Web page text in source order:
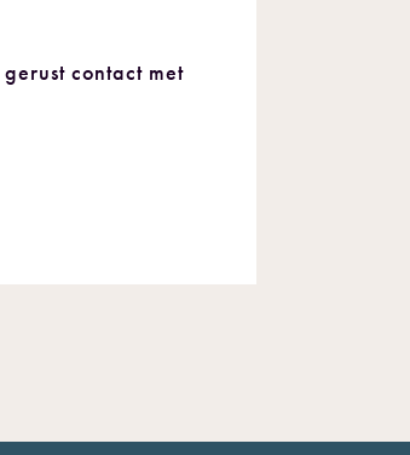
contact met